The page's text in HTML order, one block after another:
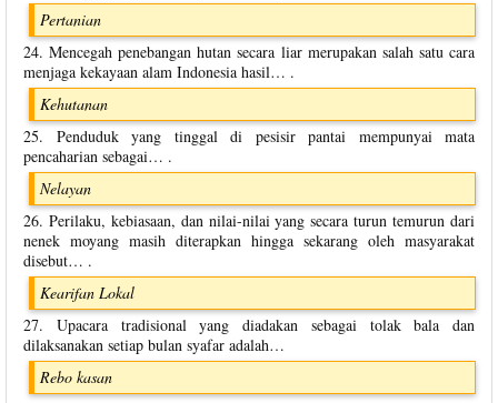
Pertanian
24. Mencegah penebangan hutan secara liar merupakan salah satu cara
menjaga kekayaan alam Indonesia hasil… .
Kehutanan
25. Penduduk yang tinggal di pesisir pantai mempunyai mata
pencaharian sebagai… .
Nelayan
26. Perilaku, kebiasaan, dan nilai-nilai yang secara turun temurun dari
nenek moyang masih diterapkan hingga sekarang oleh masyarakat
disebut… .
Kearifan Lokal
27. Upacara tradisional yang diadakan sebagai tolak bala dan
dilaksanakan setiap bulan syafar adalah…
Rebo kasan